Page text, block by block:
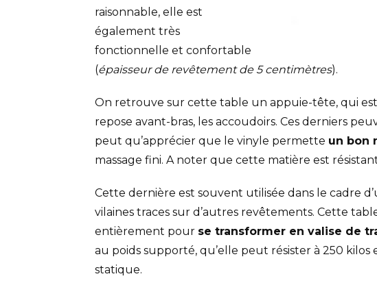
raisonnable, elle est
également très
fonctionnelle et confortable
(épaisseur de revêtement de 5 centimètres).
On retrouve sur cette table un appuie-tête, qui
repose avant-bras, les accoudoirs. Ces derniers
peut qu’apprécier que le vinyle permette un bon
massage fini. A noter que cette matière est
Cette dernière est souvent utilisée dans le cadre
vilaines traces sur d’autres revêtements. Cette
entièrement pour se transformer en valise de
au poids supporté, qu’elle peut résister à 250 kilos
statique.